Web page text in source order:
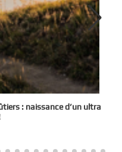
: naissance d’un ultra